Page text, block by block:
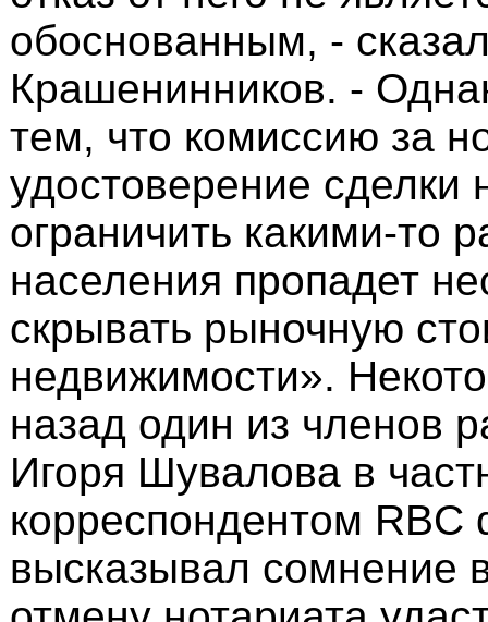
обоснованным, -
Крашенинников. -
тем, что комиссию за
удостоверение сделки
ограничить какими-то
населения пропадет
скрывать рыночную
недвижимости».
назад один из членов
Игоря Шувалова в
корреспондентом RBC
высказывал сомнение